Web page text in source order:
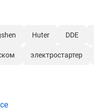
Huter DDE
электростартер